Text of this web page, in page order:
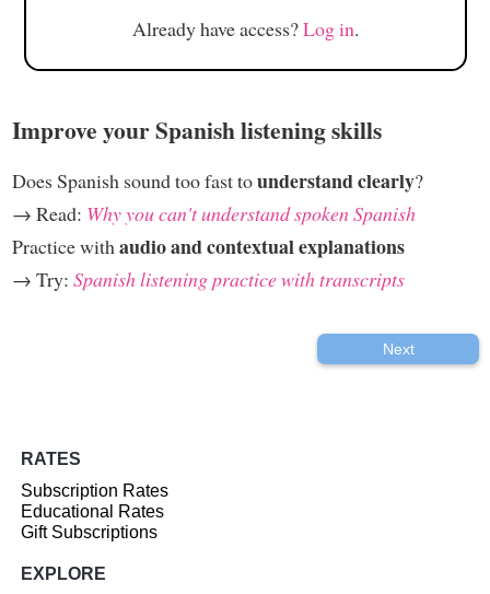
Already have access?Log in.
Improve your Spanish listening skills
Does Spanish sound too fast tounderstand clearly?
→ Read: Why you can't understand spoken Spanish
Practice with audio and contextual explanations
→ Try: Spanish listening practice with transcripts
Next
RATES
Subscription Rates
Educational Rates
Gift Subscriptions
EXPLORE